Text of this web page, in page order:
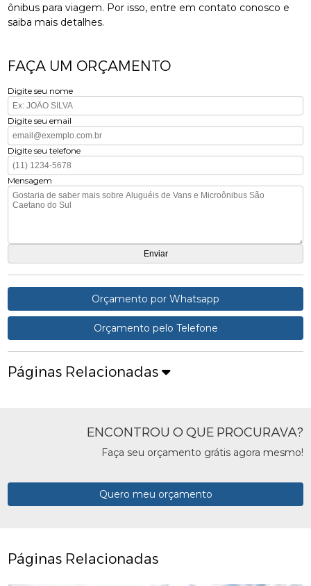
ônibus para viagem. Por isso, entre em contato conosco e
saiba mais detalhes.
FAÇA UM ORÇAMENTO
Digite seu nome
Digite seu email
Digite seu telefone
Mensagem
Orçamento por Whatsapp
Orçamento pelo Telefone
Páginas Relacionadas
ENCONTROU O QUE PROCURAVA?
Faça seu orçamento grátis agora mesmo!
Quero meu orçamento
Páginas Relacionadas